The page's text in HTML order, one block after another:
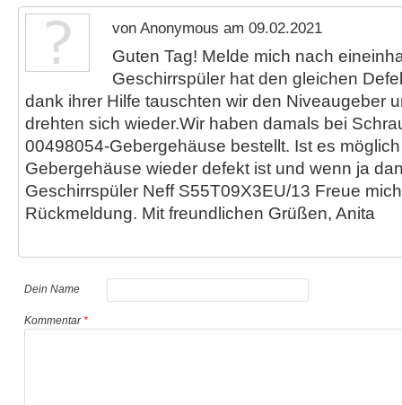
von Anonymous am 09.02.2021
Guten Tag! Melde mich nach
Geschirrspüler hat den gleichen
dank ihrer Hilfe tauschten wir den Niveaugeber
drehten sich wieder.Wir haben damals bei
00498054-Gebergehäuse bestellt. Ist es
Gebergehäuse wieder defekt ist und wenn ja
Geschirrspüler Neff S55T09X3EU/13 Freue
Rückmeldung. Mit freundlichen Grüßen, Anita
Dein Name
Kommentar*